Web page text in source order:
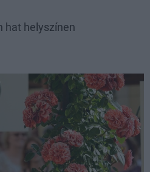
hat helyszínen